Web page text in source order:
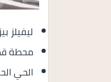
ليفيلز
محطة
الحي الحكومي